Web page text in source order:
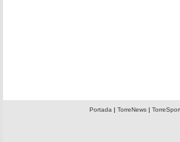
Portada | TorreNews|